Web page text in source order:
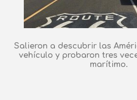
Salieron a descubrir las
vehículo y probaron tres
marítimo.